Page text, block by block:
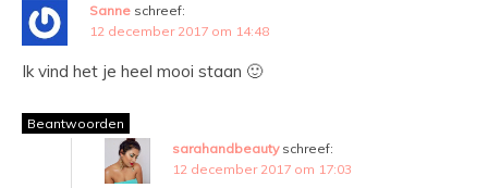
Sanne schreef:
12 december 2017 om 14:48
Ik vind het je heel mooi staan 🙂
Beantwoorden
sarahandbeauty schreef:
12 december 2017 om 17:03